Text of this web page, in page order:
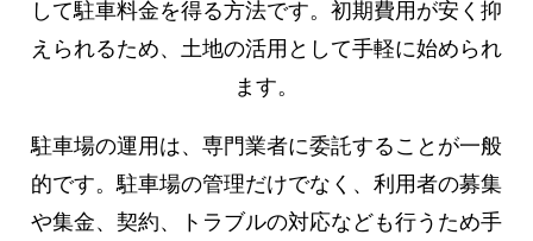
して駐車料金を得る方法です。初期費用が安く抑
えられるため、土地の活用として手軽に始められ
ます。
駐車場の運用は、専門業者に委託することが一般
的です。駐車場の管理だけでなく、利用者の募集
や集金、契約、トラブルの対応なども行うため手